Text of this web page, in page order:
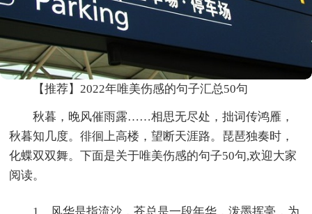
【推荐】2022年唯美伤感的句子汇总50句
秋暮，晚风催雨露……相思无尽处，拙词传鸿雁，
秋暮知几度。徘徊上高楼，望断天涯路。琵琶独奏时，
化蝶双双舞。下面是关于唯美伤感的句子50句,欢迎大家
阅读。